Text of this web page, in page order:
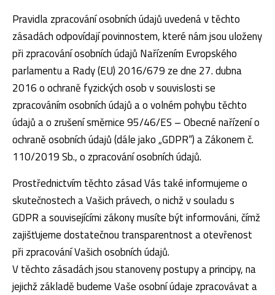
Pravidla zpracování osobních údajů uvedená v těchto
zásadách odpovídají povinnostem, které nám jsou uloženy
při zpracování osobních údajů Nařízením Evropského
parlamentu a Rady (EU) 2016/679 ze dne 27. dubna
2016 o ochraně fyzických osob v souvislosti se
zpracováním osobních údajů a o volném pohybu těchto
údajů a o zrušení směrnice 95/46/ES – Obecné nařízení o
ochraně osobních údajů (dále jako „GDPR“) a Zákonem č.
110/2019 Sb., o zpracování osobních údajů.
Prostřednictvím těchto zásad Vás také informujeme o
skutečnostech a Vašich právech, o nichž v souladu s
GDPR a souvisejícími zákony musíte být informováni, čímž
zajišťujeme dostatečnou transparentnost a otevřenost
při zpracování Vašich osobních údajů.
V těchto zásadách jsou stanoveny postupy a principy, na
jejichž základě budeme Vaše osobní údaje zpracovávat a